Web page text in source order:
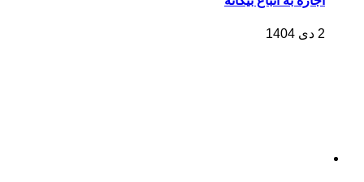
2 دی 1404